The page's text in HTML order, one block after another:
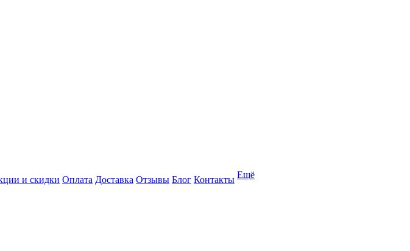
и скидки Оплата Доставка Отзывы Блог Контакты Ещё